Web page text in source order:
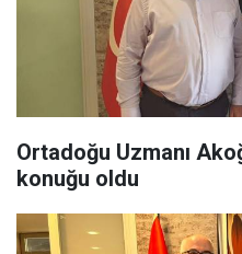
Ortadoğu Uzmanı
konuğu oldu